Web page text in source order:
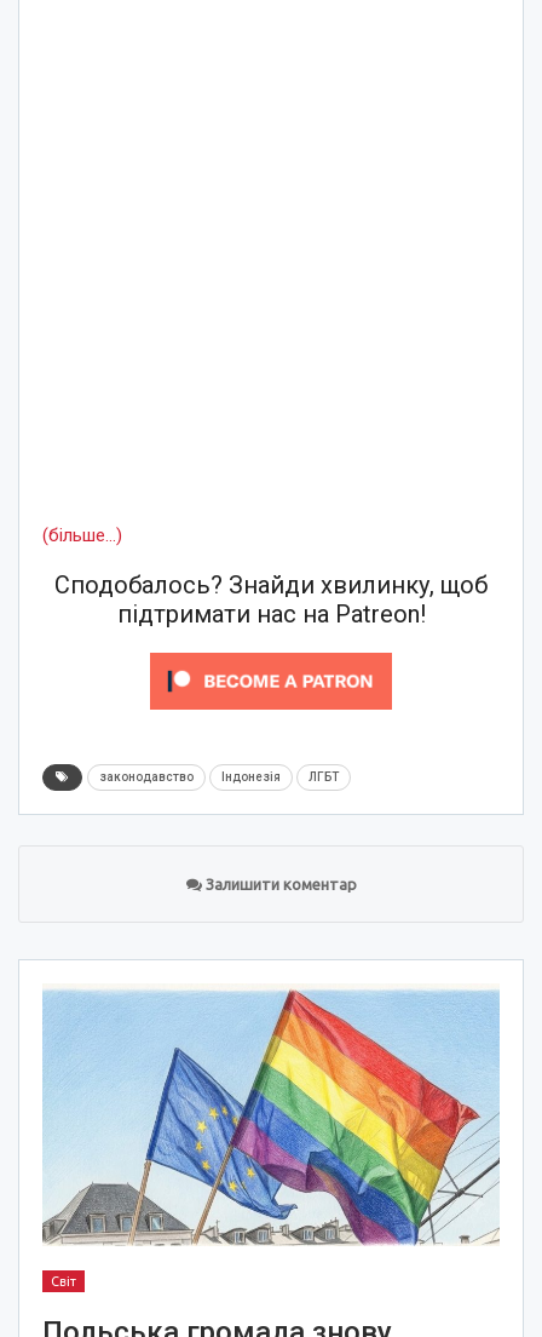
(більше…)
Сподобалось? Знайди хвилинку, щоб
підтримати нас на Patreon!
законодавство Індонезія ЛГБТ
Залишити коментар
Світ